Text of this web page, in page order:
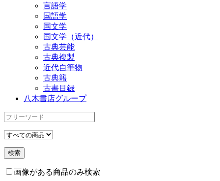
言語学
国語学
国文学
国文学（近代）
古典芸能
古典複製
近代自筆物
古典籍
古書目録
八木書店グループ
画像がある商品のみ検索